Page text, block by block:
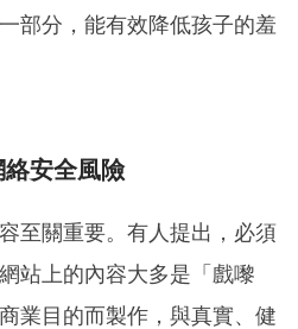
部分，能有效降低孩子的羞
安全風險
至關重要。有人提出，必須
站上的內容大多是「戲嚟
業目的而製作，與真實、健